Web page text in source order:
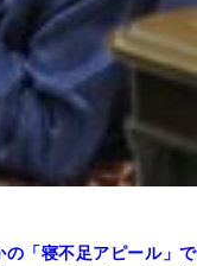
「寝不足アピール」で